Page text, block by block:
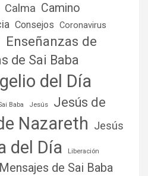
Calma Camino
Consejos Coronavirus
Enseñanzas de
de Sai Baba
del Día
Baba Jesús
Jesús de
Nazareth Jesús
del Día Liberación
Mensajes de Sai Baba